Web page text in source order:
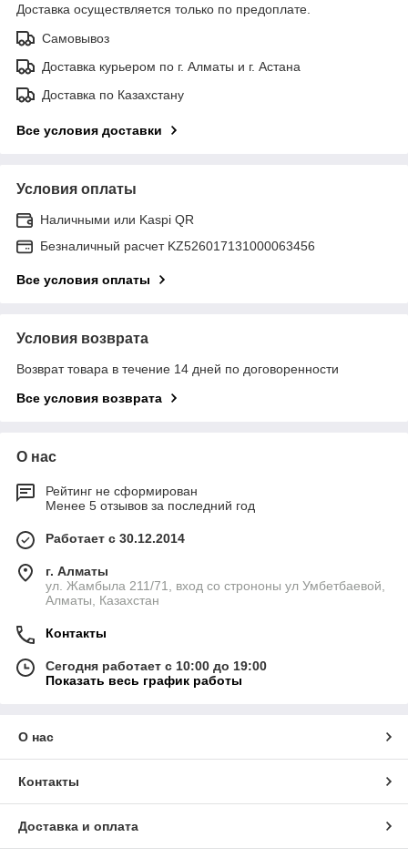
Доставка осуществляется только по предоплате.
Самовывоз
Доставка курьером по г. Алматы и г. Астана
Доставка по Казахстану
Все условия доставки
Условия оплаты
Наличными или Kaspi QR
Безналичный расчет KZ526017131000063456
Все условия оплаты
Условия возврата
Возврат товара в течение 14 дней по договоренности
Все условия возврата
О нас
Рейтинг не сформирован
Менее 5 отзывов за последний год
Работает с 30.12.2014
г. Алматы
ул. Жамбыла 211/71, вход со строноны ул Умбетбаевой,
Алматы, Казахстан
Контакты
Сегодня работает с 10:00 до 19:00
Показать весь график работы
О нас
Контакты
Доставка и оплата